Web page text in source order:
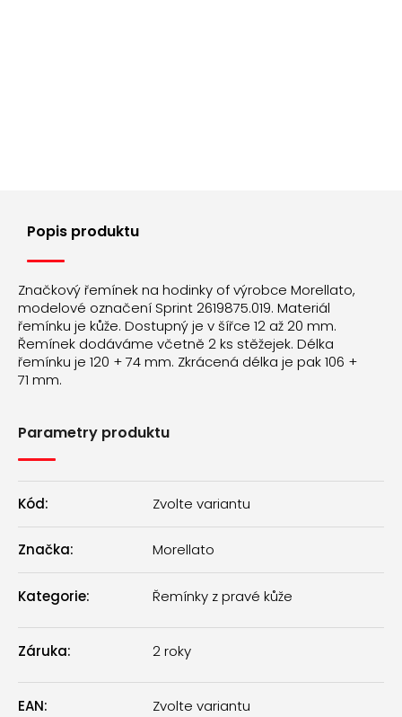
Popis produktu
Značkový řemínek na hodinky of výrobce Morellato,
modelové označení Sprint 2619875.019. Materiál
řemínku je kůže. Dostupný je v šířce 12 až 20 mm.
Řemínek dodáváme včetně 2 ks stěžejek. Délka
řemínku je 120 + 74 mm. Zkrácená délka je pak 106 +
71 mm.
Parametry produktu
Kód: Zvolte variantu
Značka: Morellato
Kategorie: Řemínky z pravé kůže
Záruka: 2 roky
EAN: Zvolte variantu